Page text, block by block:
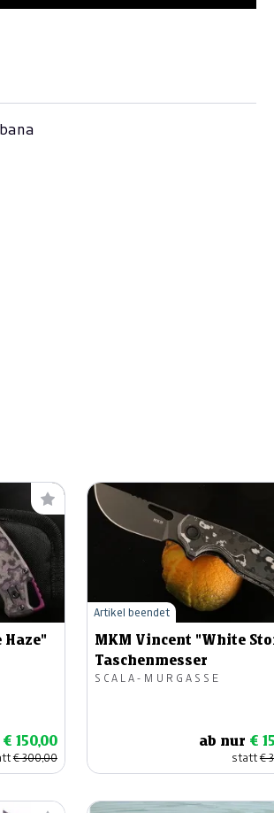
Haze"
€ 150,00
€ 300,00
MKM Vincent "White
Taschenmesser
SCALA-MURGASSE
ab nur €
statt€
Artikel beendet